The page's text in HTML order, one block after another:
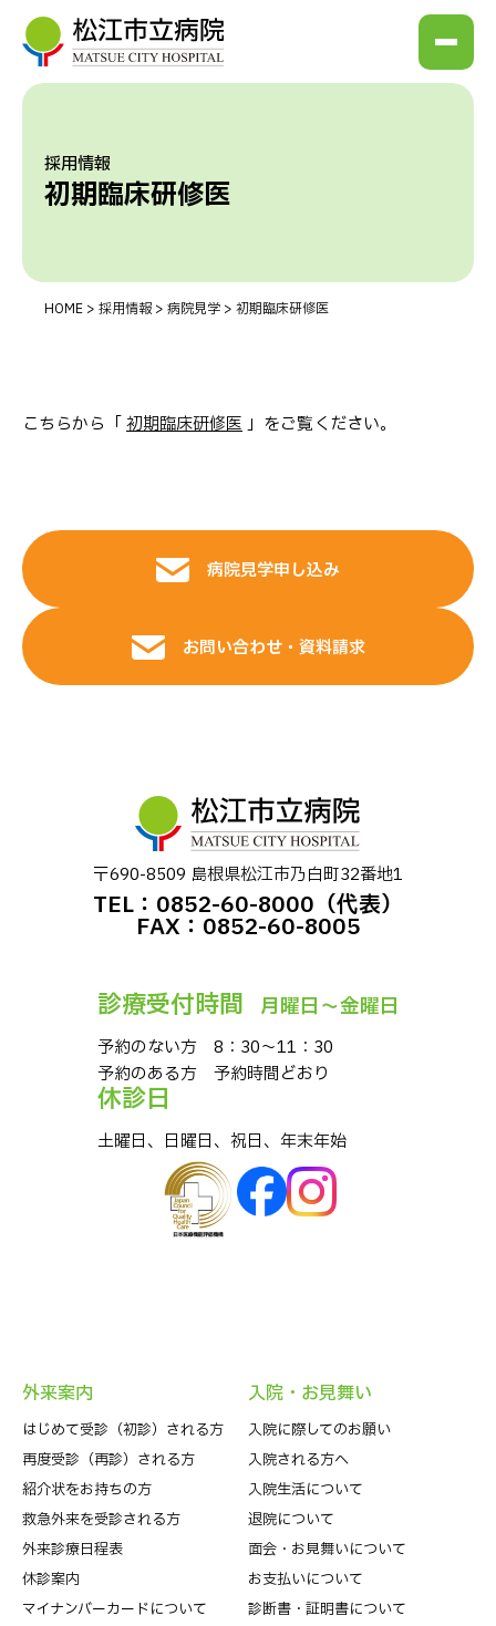
採用情報
初期臨床研修医
HOME > 採用情報 > 病院⾒学 > 初期臨床研修医
こちらから「初期臨床研修医」をご覧ください。
病院見学申し込み
お問い合わせ・資料請求
〒690-8509 島根県松江市乃⽩町32番地1
TEL：0852-60-8000（代表）
FAX：0852-60-8005
診療受付時間 ⽉曜⽇〜⾦曜⽇
予約のない⽅ 8：30〜11：30
予約のある⽅ 予約時間どおり
休診⽇
⼟曜⽇、⽇曜⽇、祝⽇、年末年始
外来案内
はじめて受診（初診）される⽅
再度受診（再診）される方
紹介状をお持ちの⽅
救急外来を受診される⽅
外来診療⽇程表
休診案内
マイナンバーカードについて
⼊院・お⾒舞い
入院に際してのお願い
入院される方へ
入院生活について
退院について
⾯会・お見舞いについて
お支払いについて
診断書・証明書について